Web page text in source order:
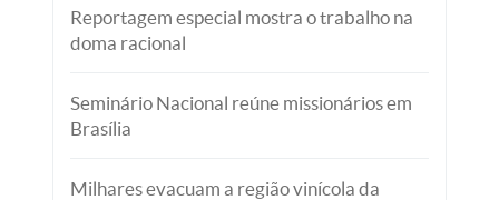
Reportagem especial mostra o trabalho na
doma racional
Seminário Nacional reúne missionários em
Brasília
Milhares evacuam a região vinícola da